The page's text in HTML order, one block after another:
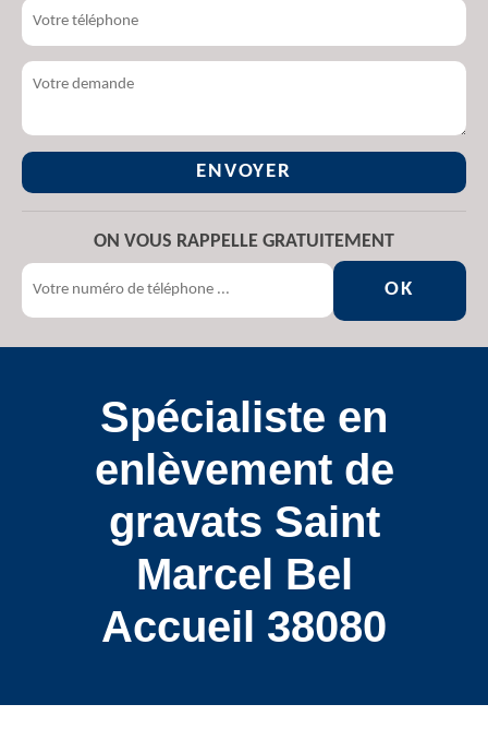
ON VOUS RAPPELLE GRATUITEMENT
Spécialiste en
enlèvement de
gravats Saint
Marcel Bel
Accueil 38080